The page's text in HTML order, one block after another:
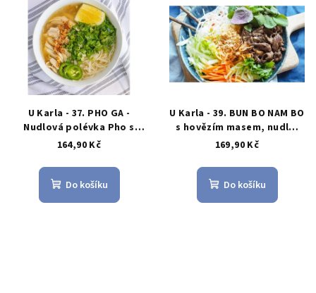
U Karla - 37. PHO GA -
Nudlová polévka Pho s
kuřecím masem
164,90 Kč
Do košíku
U Karla - 39. BUN BO NAM BO
s hovězím masem, nudle,
salát, arašídy, omáčka
169,90 Kč
Do košíku